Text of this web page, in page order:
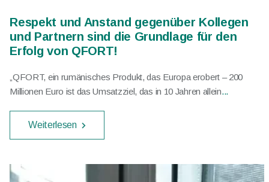
Respekt und Anstand gegenüber Kollegen
und Partnern sind die Grundlage für den
Erfolg von QFORT!
„QFORT, ein rumänisches Produkt, das Europa erobert – 200
Millionen Euro ist das Umsatzziel, das in 10 Jahren allein...
Weiterlesen